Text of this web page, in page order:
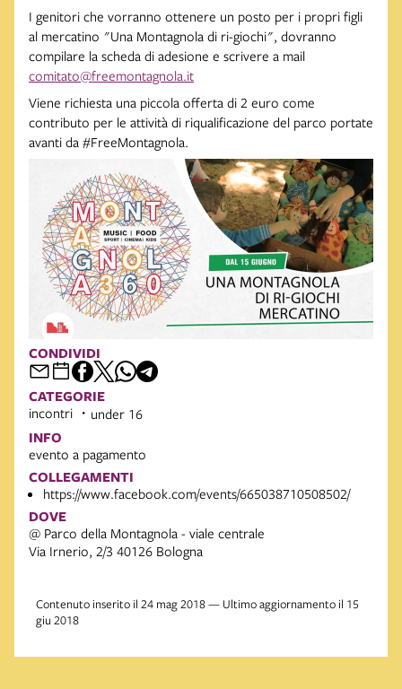
I genitori che vorranno ottenere un posto per i propri figli
al mercatino "Una Montagnola di ri-giochi", dovranno
compilare la scheda di adesione e scrivere a mail
comitato@freemontagnola.it
Viene richiesta una piccola offerta di 2 euro come
contributo per le attività di riqualificazione del parco portate
avanti da #FreeMontagnola.
CONDIVIDI
CATEGORIE
incontri under 16
INFO
evento a pagamento
COLLEGAMENTI
https://www.facebook.com/events/665038710508502/
DOVE
@ Parco della Montagnola - viale centrale
Via Irnerio, 2/3 40126 Bologna
Contenuto inserito il 24 mag 2018 — Ultimo aggiornamento il 15
giu 2018